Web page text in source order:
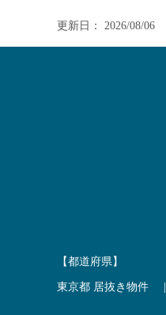
更新日： 2026/08/06
【都道府県】
東京都 居抜き物件